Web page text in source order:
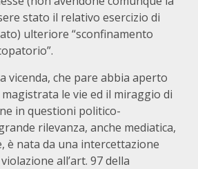
stato il relativo esercizio di
ulteriore “sconfinamento
vicenda, che pare abbia aperto
le vie ed il miraggio di
in questioni politico-
rilevanza, anche mediatica,
è nata da una intercettazione
all’art. 97 della